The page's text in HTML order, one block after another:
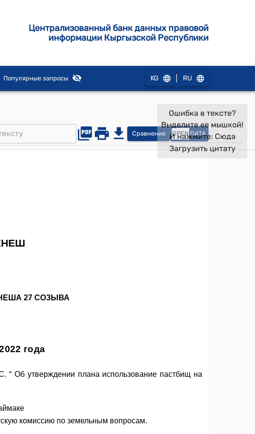
Централизованный банк данных правовой
информации Кыргызской Республики
Популярные запросы KG RU
Сравнение OPEN DATA
Ошибка в тексте?
Выделите ее мышкой!
И нажмите: Сюда
Загрузить цитату